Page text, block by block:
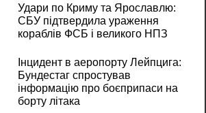
Удари по Криму та Ярославлю:
СБУ підтвердила ураження
кораблів ФСБ і великого НПЗ
Інцидент в аеропорту Лейпцига:
Бундестаг спростував
інформацію про боєприпаси на
борту літака